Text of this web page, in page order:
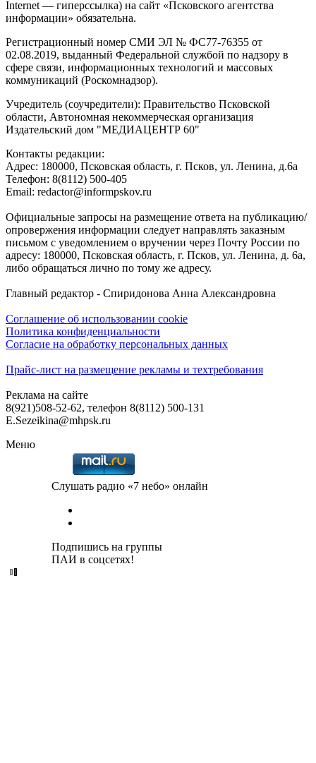
Internet — гиперссылка) на сайт «Псковского агентства
информации» обязательна.
Регистрационный номер СМИ ЭЛ № ФС77-76355 от
02.08.2019, выданный Федеральной службой по надзору в
сфере связи, информационных технологий и массовых
коммуникаций (Роскомнадзор).
Учредитель (соучредители): Правительство Псковской
области, Автономная некоммерческая организация
Издательский дом "МЕДИАЦЕНТР 60"
Контакты редакции:
Адреc: 180000, Псковская область, г. Псков, ул. Ленина, д.6а
Телефон: 8(8112) 500-405
Email: redactor@informpskov.ru
Официальные запросы на размещение ответа на публикацию/
опровержения информации следует направлять заказным
письмом с уведомлением о вручении через Почту России по
адресу: 180000, Псковская область, г. Псков, ул. Ленина, д. 6а,
либо обращаться лично по тому же адресу.
Главный редактор - Спиридонова Анна Александровна
Соглашение об использовании cookie
Политика конфиденциальности
Согласие на обработку персональных данных
Прайс-лист на размещение рекламы и техтребования
Реклама на сайте
8(921)508-52-62, телефон 8(8112) 500-131
E.Sezeikina@mhpsk.ru
Меню
Слушать радио «7 небо» онлайн
Подпишись на группы
ПАИ в соцсетях!